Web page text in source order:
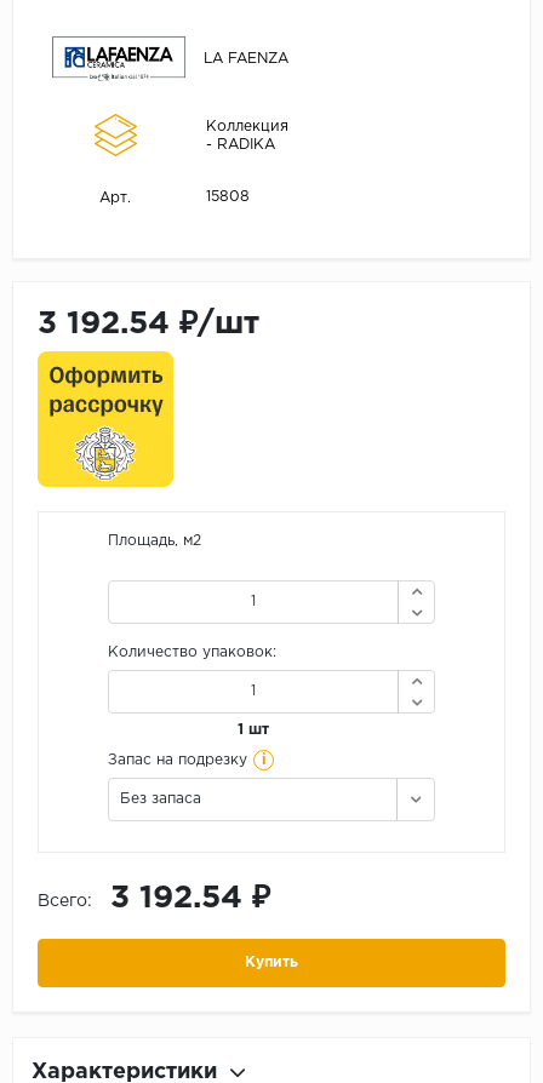
LA FAENZA
Коллекция
- RADIKA
Арт. 15808
3 192.54 ₽/шт
Площадь, м2
Количество упаковок:
1 шт
Запас на подрезку i
Без запаса
Всего: 3 192.54 ₽
Купить
Характеристики